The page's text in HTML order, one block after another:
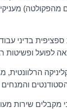
מהפקולטה)
בדיני
לפועל ופשיטות
מקבלים שירות